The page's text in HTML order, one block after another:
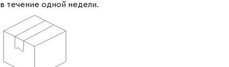
в течение одной недели.